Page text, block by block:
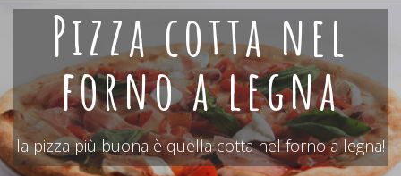
Pizza cotta nel
forno a legna
la pizza più buona è quella cotta nel forno a legna!